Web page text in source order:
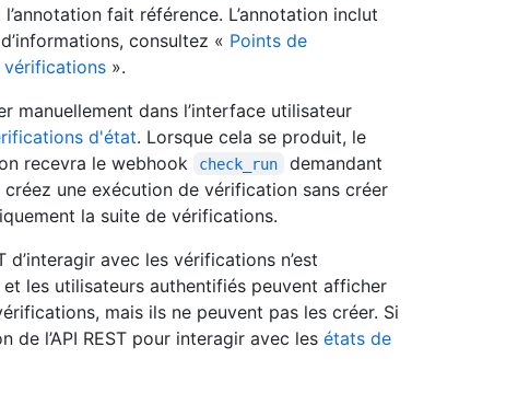
fait référence. L’annotation inclut
consultez « Points de
vérifications ».
manuellement dans l’interface utilisateur
d'état. Lorsque cela se produit, le
recevra le webhook
check_run
demandant
une exécution de vérification sans créer
la suite de vérifications.
d’interagir avec les vérifications n’est
les utilisateurs authentifiés peuvent afficher
mais ils ne peuvent pas les créer. Si
de l’API REST pour interagir avec les états de